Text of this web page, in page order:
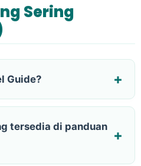
Sering
Guide?
tersedia di panduan